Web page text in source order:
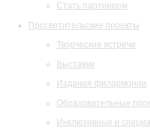
Стать партнером
Просветительские проекты
Творческие встречи
Выставки
Издания филармонии
Образовательные
Инклюзивные и